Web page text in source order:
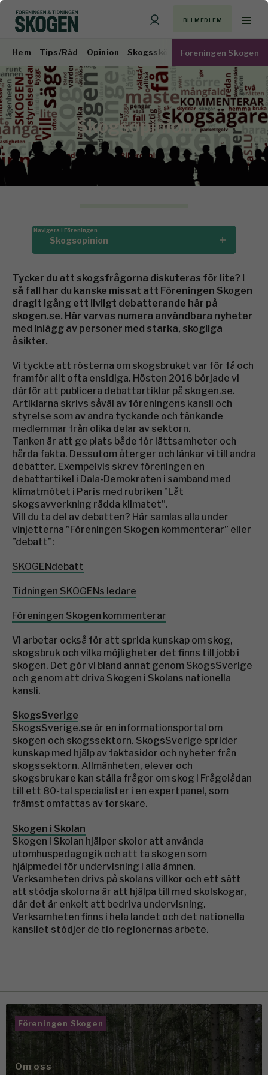
BLI MEDLEM
Hem Tips/Råd Opinion Skogsskötsel Virkesmarknad
Föreningen Skogen
Skogsopinion
Skogsopinion
Navigera i Föreningen
Tycker du att skogsfrågorna diskuteras för lite? I
så fall har du kanske missat att Föreningen Skogen
dragit igång ett livligt debatterande här på
skogen.se. Här varvas numera användbara nyheter
med inlägg av personer med starka, skogliga
åsikter.
Vi tyckte att rösterna om skogsbruket var för få och
framför allt ofta ensidiga. Hösten 2016 började vi
därför att publicera debattartiklar på skogen.se.
Artiklarna skrivs såväl av föreningens kansli och
styrelse som av andra tyckande och tänkande
medlemmar från olika delar av sektorn.
Tanken är att ge plats både för lättsamheter och
hårda fakta. Dessutom återger och länkar vi till andra
debatter. Exempelvis skrev föreningen en
debattartikel i Dala-Demokraten i samband med
klimatmötet i Paris med rubriken ”Låt
skogsavverkning rädda klimatet”.
Vill du ta del av debatten? Här samlas alla under
vinjetterna ”Föreningen Skogen kommenterar” eller
”debatt”:
SKOGENdebatt
Tidningen SKOGENs ledare
Föreningen Skogen kommenterar
Vi arbetar också för att sprida kunskap om skog,
skogsbruk och vilka möjligheter det finns till jobb i
skogen. Det gör vi bland annat genom SkogsSverige
och genom att driva Skogen i Skolans nationella
kansli.
SkogsSverige
SkogsSverige.se är en informationsportal om
skogen och skogssektorn. SkogsSverige sprider
kunskap med hjälp av faktasidor och nyheter från
skogssektorn. Allmänheten, elever och
skogsbrukare kan ställa frågor om skog i Frågelådan
till ett 80-tal specialister i en expertpanel, som
främst omfattas av forskare.
Skogen i Skolan
Skogen i Skolan hjälper skolor att använda
utomhuspedagogik och att ta skogen som
hjälpmedel för undervisning i alla ämnen.
Verksamheten drivs på skolans villkor och ett sätt
att stödja skolorna är att hjälpa till med skolskogar,
där det är enkelt att bedriva undervisning.
Verksamheten finns i hela landet och det nationella
kansliet stödjer de tio regionernas arbete.
Föreningen Skogen
Om oss